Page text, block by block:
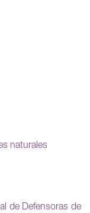
naturales
de Defensoras de